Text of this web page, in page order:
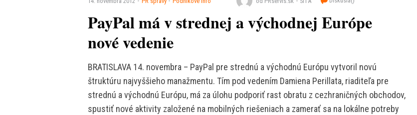
PayPal má v strednej a východnej Európe
nové vedenie
BRATISLAVA 14. novembra – PayPal pre strednú a východnú Európu vytvoril novú
štruktúru najvyššieho manažmentu. Tím pod vedením Damiena Perillata, riaditeľa pre
strednú a východnú Európu, má za úlohu podporiť rast obratu z cezhraničných obchodov,
spustiť nové aktivity založené na mobilných riešeniach a zamerať sa na lokálne potreby